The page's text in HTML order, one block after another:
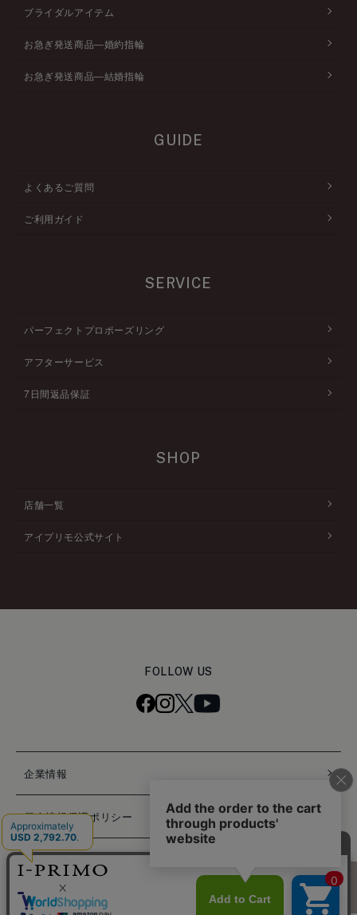
ブライダルアイテム
お急ぎ発送商品―婚約指輪
お急ぎ発送商品―結婚指輪
GUIDE
よくあるご質問
ご利用ガイド
SERVICE
パーフェクトプロポーズリング
アフターサービス
7日間返品保証
SHOP
店舗一覧
アイプリモ公式サイト
FOLLOW US
企業情報
個人情報保護ポリシー
特定商取引法に基づく表記
© PRIMO JAPAN INC. ALL RIGHTS RESERVED.
困ったときは